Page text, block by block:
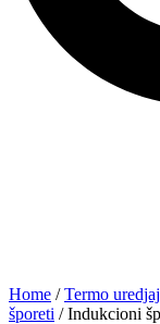
Home /Termo
šporeti / Indukcioni